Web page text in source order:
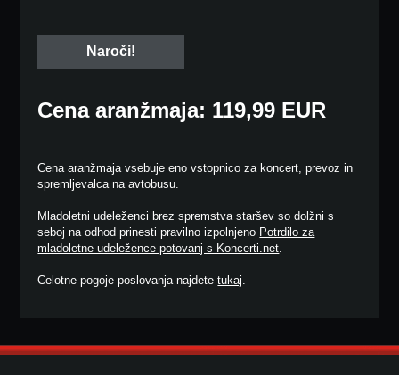
Cena aranžmaja: 119,99 EUR
Cena aranžmaja vsebuje eno vstopnico za koncert, prevoz in
spremljevalca na avtobusu.
Mladoletni udeleženci brez spremstva staršev so dolžni s
seboj na odhod prinesti pravilno izpolnjeno Potrdilo za
mladoletne udeležence potovanj s Koncerti.net.
Celotne pogoje poslovanja najdetetukaj.